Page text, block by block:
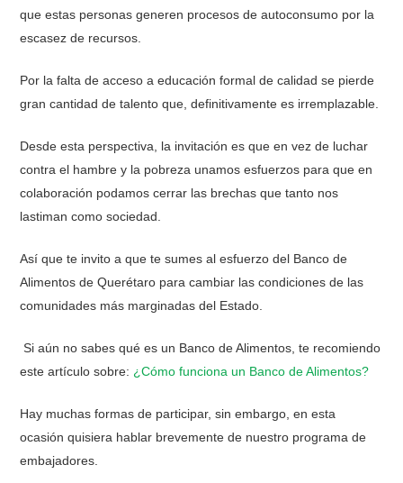
que estas personas generen procesos de autoconsumo por la
escasez de recursos.
Por la falta de acceso a educación formal de calidad se pierde
gran cantidad de talento que, definitivamente es irremplazable.
Desde esta perspectiva, la invitación es que en vez de luchar
contra el hambre y la pobreza unamos esfuerzos para que en
colaboración podamos cerrar las brechas que tanto nos
lastiman como sociedad.
Así que te invito a que te sumes al esfuerzo del Banco de
Alimentos de Querétaro para cambiar las condiciones de las
comunidades más marginadas del Estado.
Si aún no sabes qué es un Banco de Alimentos, te recomiendo
este artículo sobre: ¿Cómo funciona un Banco de Alimentos?
Hay muchas formas de participar, sin embargo, en esta
ocasión quisiera hablar brevemente de nuestro programa de
embajadores.